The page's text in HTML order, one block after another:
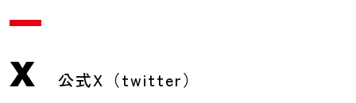
X 公式X（twitter）